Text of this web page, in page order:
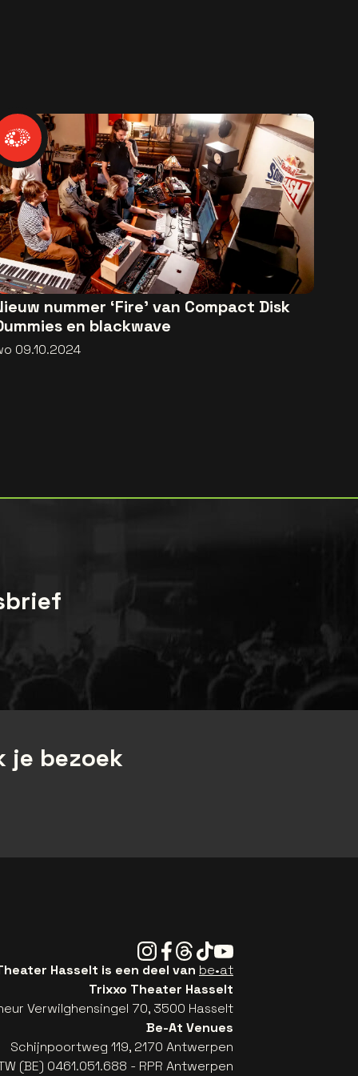
nummer ‘Fire’ van Compact Disk
en blackwave
09.10.2024
je bezoek
Instagram
Facebook
Threads
TiktokYoutube
Hasselt is een deel van be•at
Trixxo Theater Hasselt
Verwilghensingel 70, 3500 Hasselt
Be-At Venues
Schijnpoortweg 119, 2170 Antwerpen
(BE) 0461.051.688 - RPR Antwerpen